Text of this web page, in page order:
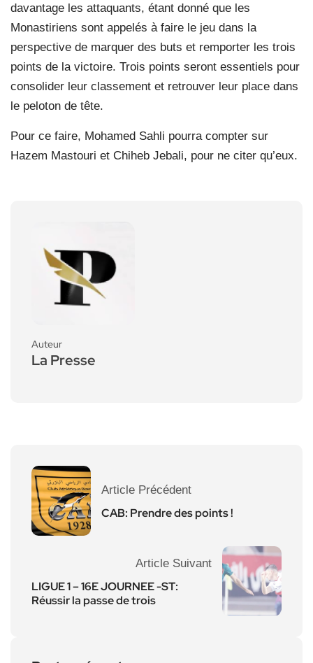
davantage les attaquants, étant donné que les
Monastiriens sont appelés à faire le jeu dans la
perspective de marquer des buts et remporter les trois
points de la victoire. Trois points seront essentiels pour
consolider leur classement et retrouver leur place dans
le peloton de tête.
Pour ce faire, Mohamed Sahli pourra compter sur
Hazem Mastouri et Chiheb Jebali, pour ne citer qu’eux.
Auteur
La Presse
Article Précédent
CAB: Prendre des points !
Article Suivant
LIGUE 1 – 16E JOURNEE -ST:
Réussir la passe de trois